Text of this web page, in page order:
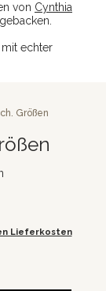
von Cynthia
echter
Größen
Lieferkosten